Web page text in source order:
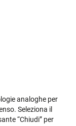
analoghe per
Seleziona il
“Chiudi” per